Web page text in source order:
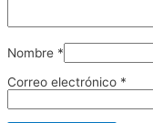
Nombre *
Correo electrónico *